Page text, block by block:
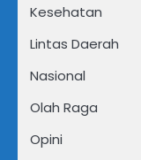
Kesehatan
Lintas Daerah
Nasional
Olah Raga
Opini